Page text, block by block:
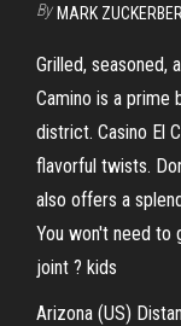
By MARK
Grilled, seasoned,
Camino is a prime
district. Casino El
flavorful twists.
also offers a
You won't need to
joint ? kids
Arizona (US)